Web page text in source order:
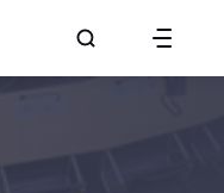
Aller à la page